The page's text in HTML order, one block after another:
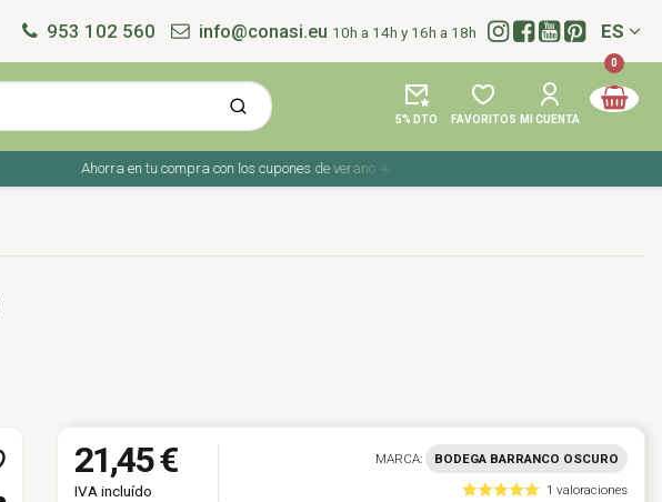
953 102 560 info@conasi.eu 10h a 14h y 16h a 18h Idioma:
ES
5% DTO FAVORITOS MI CUENTA
0
Ahorra en tu compra con los cupones de verano ☀️ ¡Del 27 julio al 9 agosto!
21,45 €
IVA incluído
MARCA:
BODEGA BARRANCO OSCURO
1 valoraciones